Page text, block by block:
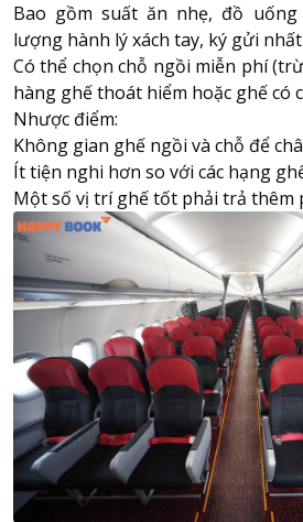
Bao gồm suất ăn nhẹ, đồ
lượng hành lý xách tay, ký gửi
Có thể chọn chỗ ngồi miễn phí
hàng ghế thoát hiểm hoặc ghế có
Nhược điểm:
Không gian ghế ngồi và chỗ để
Ít tiện nghi hơn so với các hạng
Một số vị trí ghế tốt phải trả thêm